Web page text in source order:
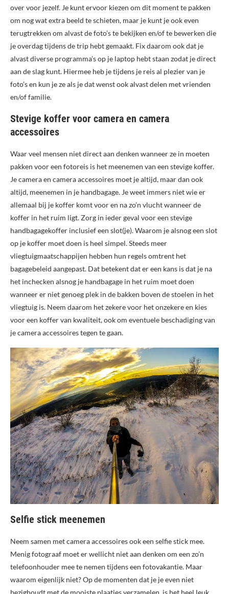
over voor jezelf. Je kunt ervoor kiezen om dit moment te pakken
om nog wat extra beeld te schieten, maar je kunt je ook even
terugtrekken om alvast de foto’s te bekijken en/of te bewerken die
je overdag tijdens de trip hebt gemaakt. Fix daarom ook dat je
alvast diverse programma’s op je laptop hebt staan zodat je direct
aan de slag kunt. Hiermee heb je tijdens je reis al plezier van je
foto’s en kun je ze als je dat wenst ook alvast delen met vrienden
en/of familie.
Stevige koffer voor camera en camera
accessoires
Waar veel mensen niet direct aan denken wanneer ze in moeten
pakken voor een fotoreis is het meenemen van een stevige koffer.
Je camera en camera accessoires moet je altijd, maar dan ook
altijd, meenemen in je handbagage. Je weet immers niet wie er
allemaal bij je koffer komt voor en na zo’n vlucht wanneer de
koffer in het ruim ligt. Zorg in ieder geval voor een stevige
handbagagekoffer inclusief een slot(je). Waarom je alsnog een slot
op je koffer moet doen is heel simpel. Steeds meer
vliegtuigmaatschappijen hebben hun regels omtrent het
bagagebeleid aangepast. Dat betekent dat er een kans is dat je na
het inchecken alsnog je handbagage in het ruim moet doen
wanneer er niet genoeg plek in de bakken boven de stoelen in het
vliegtuig is. Neem daarom het zekere voor het onzekere en kies
voor een koffer van kwaliteit, ook om eventuele beschadiging van
je camera accessoires tegen te gaan.
Selfie stick meenemen
Neem samen met camera accessoires ook een selfie stick mee.
Menig fotograaf moet er wellicht niet aan denken om een zo’n
telefoonhouder mee te nemen tijdens een fotovakantie. Maar
waarom eigenlijk niet? Op de momenten dat je je even niet
bezighoudt met de mooiste plaatjes verzamelen, is het heel leuk